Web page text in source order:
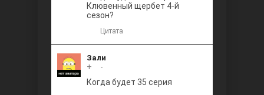
Клювенный щербет 4-й
сезон?
Цитата
Зали
+
-
Когда будет 35 серия